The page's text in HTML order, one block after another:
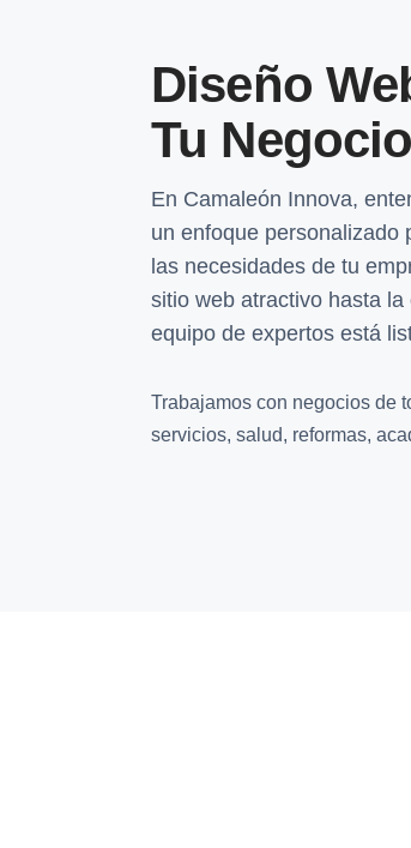
Diseño
Tu Negocio
En Camaleón Innova,
un enfoque personalizado
las necesidades de tu
sitio web atractivo hasta
equipo de expertos está
Trabajamos con negocios de
servicios, salud, reformas,